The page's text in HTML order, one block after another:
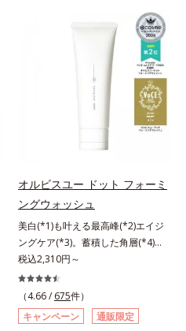
リと透明感を。効果的なシナジー設
計で、あなたのエイジングケアを応
援します。*1 メラニンの生成を抑
え、シミ・ソバカスを防ぐ（ウォッ
シュ除く）*2 オルビス内スキンケ
アシリーズの保湿力*3 年齢に応じ
たお手入れのこと*4 うるおいによ
る*5 乾燥、ハリ・ツヤのなさ
キス配合＝うるおいを与えハリと透
明感に満ちた肌へ導く保湿成分*9
メマツヨイグサ抽出液、スイカズラ
エキス配合＝角層のすみずみまで水
分・油分を保ち、ハリ・ツヤを与え
る保湿成分*10 気持ちのことアレ
ルギーテスト済＝全ての方にアレル
ギーが起こらないということではあ
りません。
ことの根本原因に着目。加齢ととも
に現れる年齢サインについて研究を
進めたところ、弾力感のない状態で
ある「ハリのなさ」や、くすみ(*6)
などが現れている状態である「透明
感のなさ」が、大人の肌印象に大き
な影響を与えていることがわかりま
した。そこでオルビスユー ドット
配合。そして、従来から配合してい
る美白(*1)有効成分「トラネキサム
酸」を配合しました。さらに、シリ
ーズ共通の美容成分「GLルートブ
ースター(*9)」を配合することで、
肌のふっくら感や透明感を叶えま
す。美白ケアしながら多角的なエイ
ジングケアが叶うシリーズに。3ス
テップで上向き(*10)のハリと透明
オルビスユー ドット フォーミ
ングウォッシュ
美白(*1)も叶える最高峰(*2)エイジ
ングケア(*3)。蓄積した角層(*4)を
絡めとりくすみ(*5)を晴らす高密着
マイルドピーリング(*6)洗顔料。ハ
リも透明感(*7)も結果主義。年齢サ
イン(*8)の因子に着目した肌科学エ
イジングケア(*3)シリーズ。オルビ
税込2,310円～
（4.66 / 675件）
キャンペーン
通販限定